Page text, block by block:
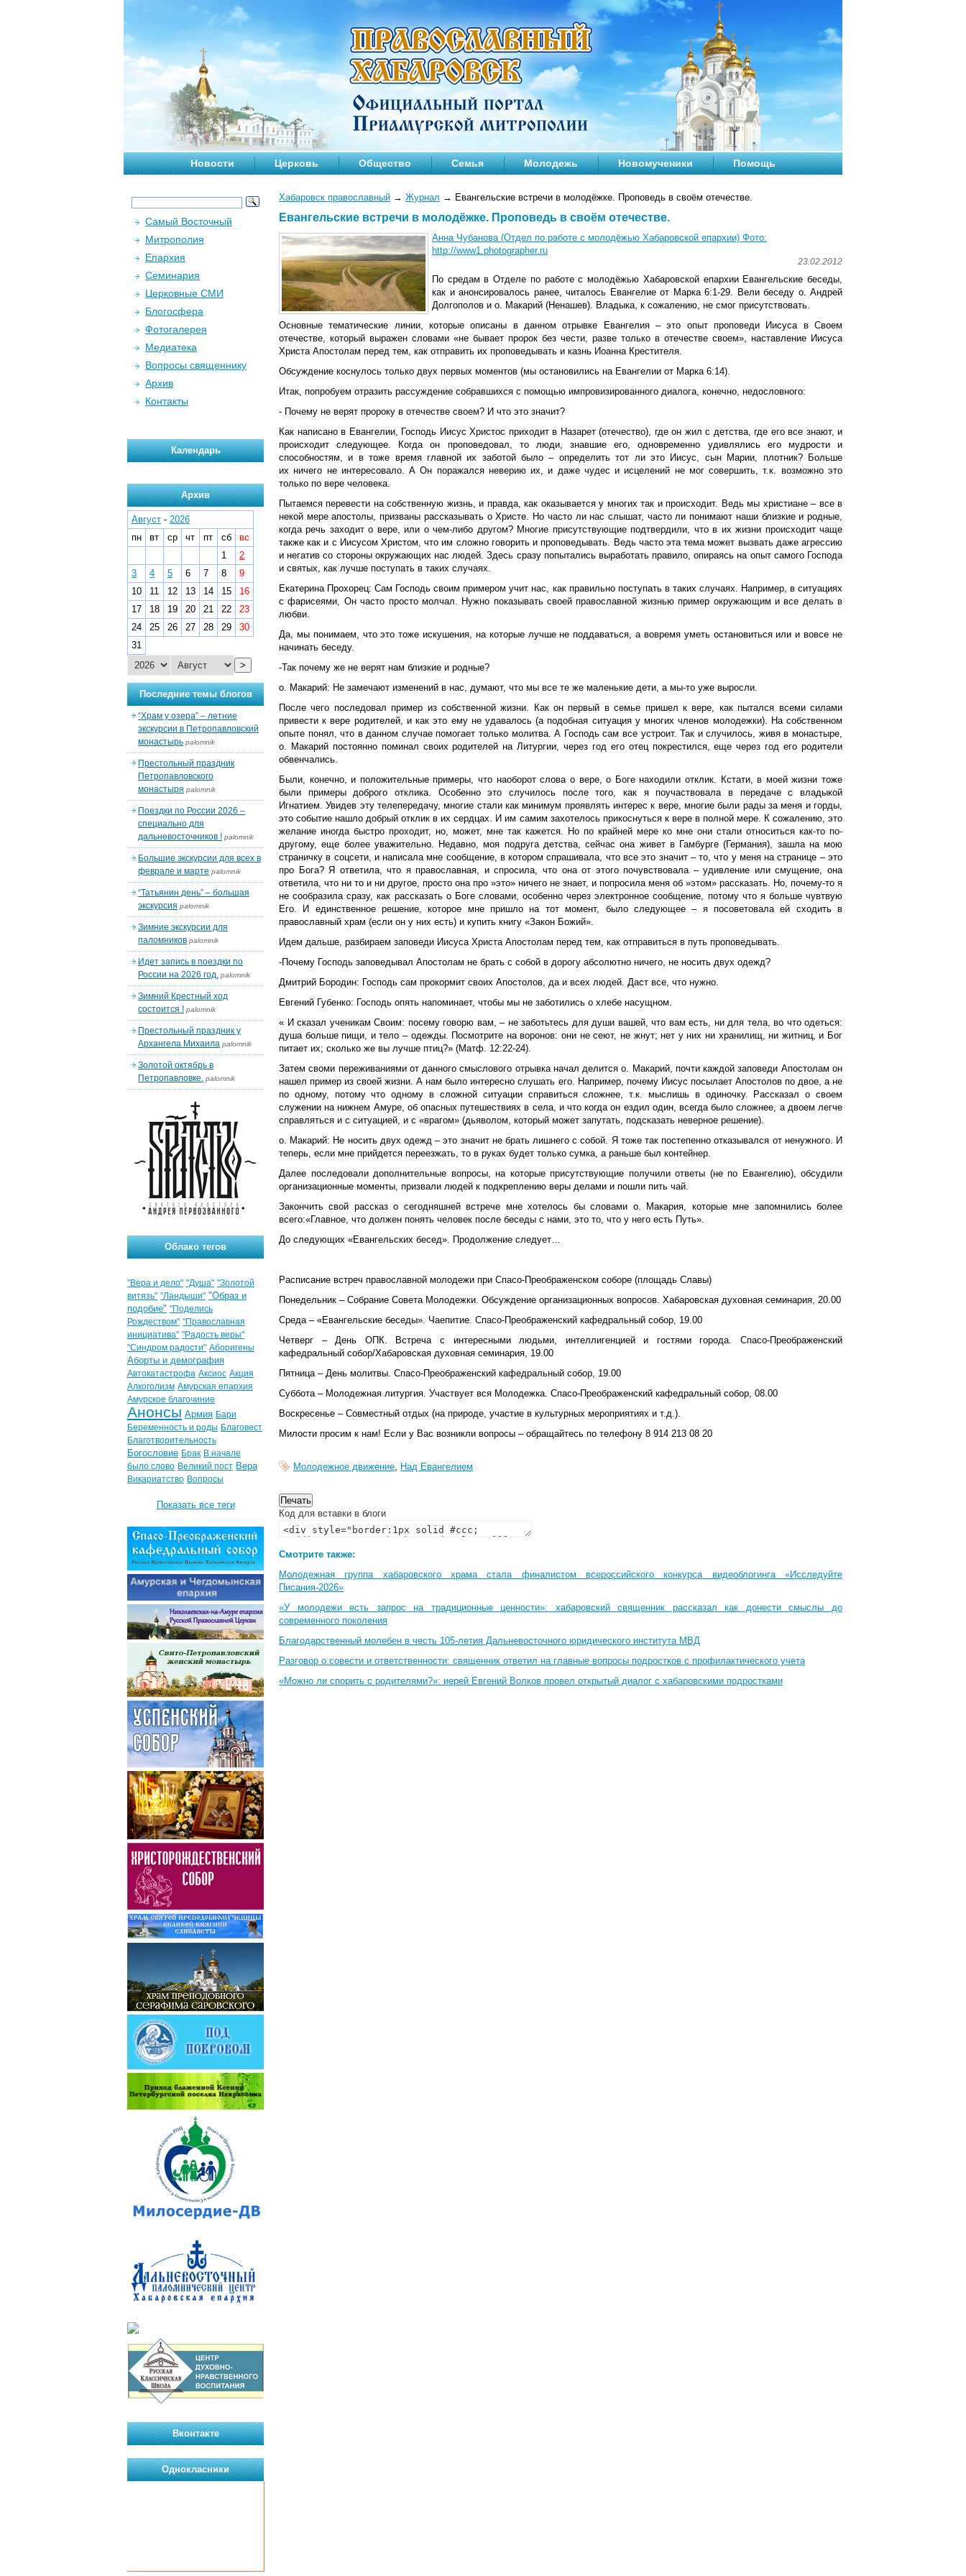
Новости Церковь Общество Семья Молодежь Новомученики Помощь
Хабаровск православный → Журнал → Евангельские встречи в молодёжке. Проповедь в своём отечестве.
Евангельские встречи в молодёжке. Проповедь в своём отечестве.
Анна Чубанова (Отдел по работе с молодёжью Хабаровской епархии) Фото:
http://www1.photographer.ru
23.02.2012
По средам в Отделе по работе с молодёжью Хабаровской епархии Евангельские беседы,
как и анонсировалось ранее, читалось Евангелие от Марка 6:1-29. Вели беседу о. Андрей
Долгополов и о. Макарий (Ненашев). Владыка, к сожалению, не смог присутствовать.
Основные тематические линии, которые описаны в данном отрывке Евангелия – это опыт проповеди Иисуса в Своем
отечестве, который выражен словами «не бывает пророк без чести, разве только в отечестве своем», наставление Иисуса
Христа Апостолам перед тем, как отправить их проповедывать и казнь Иоанна Крестителя.
Обсуждение коснулось только двух первых моментов (мы остановились на Евангелии от Марка 6:14).
Итак, попробуем отразить рассуждение собравшихся с помощью импровизированного диалога, конечно, недословного:
- Почему не верят пророку в отечестве своем? И что это значит?
Как написано в Евангелии, Господь Иисус Христос приходит в Назарет (отечество), где он жил с детства, где его все знают, и
происходит следующее. Когда он проповедовал, то люди, знавшие его, одновременно удивлялись его мудрости и
способностям, и в тоже время главной их заботой было – определить тот ли это Иисус, сын Марии, плотник? Больше
их ничего не интересовало. А Он поражался неверию их, и даже чудес и исцелений не мог совершить, т.к. возможно это
только по вере человека.
Пытаемся перевести на собственную жизнь, и правда, как оказывается у многих так и происходит. Ведь мы христиане – все в
некой мере апостолы, призваны рассказывать о Христе. Но часто ли нас слышат, часто ли понимают наши близкие и родные,
когда речь заходит о вере, или о чем-либо другом? Многие присутствующие подтвердили, что в их жизни происходит чаще
также как и с Иисусом Христом, что им сложно говорить и проповедывать. Ведь часто эта тема может вызвать даже агрессию
и негатив со стороны окружающих нас людей. Здесь сразу попытались выработать правило, опираясь на опыт самого Господа
и святых, как лучше поступать в таких случаях.
Екатерина Прохорец: Сам Господь своим примером учит нас, как правильно поступать в таких случаях. Например, в ситуациях
с фарисеями, Он часто просто молчал. Нужно показывать своей православной жизнью пример окружающим и все делать в
любви.
Да, мы понимаем, что это тоже искушения, на которые лучше не поддаваться, а вовремя уметь остановиться или и вовсе не
начинать беседу.
-Так почему же не верят нам близкие и родные?
о. Макарий: Не замечают изменений в нас, думают, что мы все те же маленькие дети, а мы-то уже выросли.
После чего последовал пример из собственной жизни. Как он первый в семье пришел к вере, как пытался всеми силами
привести к вере родителей, и как это ему не удавалось (а подобная ситуация у многих членов молодежки). На собственном
опыте понял, что в данном случае помогает только молитва. А Господь сам все устроит. Так и случилось, живя в монастыре,
о. Макарий постоянно поминал своих родителей на Литургии, через год его отец покрестился, еще через год его родители
обвенчались.
Были, конечно, и положительные примеры, что наоборот слова о вере, о Боге находили отклик. Кстати, в моей жизни тоже
были примеры доброго отклика. Особенно это случилось после того, как я поучаствовала в передаче с владыкой
Игнатием. Увидев эту телепередачу, многие стали как минимум проявлять интерес к вере, многие были рады за меня и горды,
это событие нашло добрый отклик в их сердцах. И им самим захотелось прикоснуться к вере в полной мере. К сожалению, это
желание иногда быстро проходит, но, может, мне так кажется. Но по крайней мере ко мне они стали относиться как-то по-
другому, еще более уважительно. Недавно, моя подруга детства, сейчас она живет в Гамбурге (Германия), зашла на мою
страничку в соцсети, и написала мне сообщение, в котором спрашивала, что все это значит – то, что у меня на странице – это
про Бога? Я ответила, что я православная, и спросила, что она от этого почувствовала – удивление или смущение, она
ответила, что ни то и ни другое, просто она про »это» ничего не знает, и попросила меня об »этом» рассказать. Но, почему-то я
не сообразила сразу, как рассказать о Боге словами, особенно через электронное сообщение, потому что я больше чувтвую
Его. И единственное решение, которое мне пришло на тот момент, было следующее – я посоветовала ей сходить в
православный храм (если он у них есть) и купить книгу «Закон Божий».
Идем дальше, разбираем заповеди Иисуса Христа Апостолам перед тем, как отправиться в путь проповедывать.
-Почему Господь заповедывал Апостолам не брать с собой в дорогу абсолютно ничего, не носить двух одежд?
Дмитрий Бородин: Господь сам прокормит своих Апостолов, да и всех людей. Даст все, что нужно.
Евгений Губенко: Господь опять напоминает, чтобы мы не заботились о хлебе насущном.
« И сказал ученикам Своим: посему говорю вам, – не заботьтесь для души вашей, что вам есть, ни для тела, во что одеться:
душа больше пищи, и тело – одежды. Посмотрите на воронов: они не сеют, не жнут; нет у них ни хранилищ, ни житниц, и Бог
питает их; сколько же вы лучше птиц?» (Матф. 12:22-24).
Затем своми переживаниями от данного смыслового отрывка начал делится о. Макарий, почти каждой заповеди Апостолам он
нашел пример из своей жизни. А нам было интересно слушать его. Например, почему Иисус посылает Апостолов по двое, а не
по одному, потому что одному в сложной ситуации справиться сложнее, т.к. мыслишь в одиночку. Рассказал о своем
служении на нижнем Амуре, об опасных путешествиях в села, и что когда он ездил один, всегда было сложнее, а двоем легче
справляться и с ситуацией, и с «врагом» (дьяволом, который может запутать, подсказать неверное решение).
о. Макарий: Не носить двух одежд – это значит не брать лишнего с собой. Я тоже так постепенно отказывался от ненужного. И
теперь, если мне прийдется переезжать, то в руках будет только сумка, а раньше был контейнер.
Далее последовали дополнительные вопросы, на которые присутствующие получили ответы (не по Евангелию), обсудили
организационные моменты, призвали людей к подкреплению веры делами и пошли пить чай.
Закончить свой рассказ о сегодняшней встрече мне хотелось бы словами о. Макария, которые мне запомнились более
всего:«Главное, что должен понять человек после беседы с нами, это то, что у него есть Путь».
До следующих «Евангельских бесед». Продолжение следует…
Расписание встреч православной молодежи при Спасо-Преображенском соборе (площадь Славы)
Понедельник – Собрание Совета Молодежки. Обсуждение организационных вопросов. Хабаровская духовная семинария, 20.00
Среда– «Евангельские беседы». Чаепитие. Спасо-Преображенский кафедральный собор, 19.00
Четверг – День ОПК. Встреча с интересными людьми, интеллигенцией и гостями города. Спасо-Преображенский
кафедральный собор/Хабаровская духовная семинария, 19.00
Пятница– День молитвы. Спасо-Преображенский кафедральный собор, 19.00
Суббота– Молодежная литургия. Участвует вся Молодежка. Спасо-Преображенский кафедральный собор, 08.00
Воскресенье – Совместный отдых (на природе, участие в культурных мероприятиях и т.д.).
Милости просим к нам! Если у Вас возникли вопросы – обращайтесь по телефону 8 914 213 08 20
Молодежное движение, Над Евангелием
Код для вставки в блоги
Смотрите также:
Молодежная группа хабаровского храма стала финалистом всероссийского конкурса видеоблогинга «Исследуйте
Писания-2026»
«У молодежи есть запрос на традиционные ценности»: хабаровский священник рассказал как донести смыслы до
современного поколения
Благодарственный молебен в честь 105-летия Дальневосточного юридического института МВД
Разговор о совести и ответственности: священник ответил на главные вопросы подростков с профилактического учета
«Можно ли спорить с родителями?»: иерей Евгений Волков провел открытый диалог с хабаровскими подростками
Самый Восточный
Митрополия
Епархия
Семинария
Церковные СМИ
Блогосфера
Фотогалерея
Медиатека
Вопросы священнику
Архив
Контакты
Календарь
Архив
Август - 2026
пн
вт ср чт пт сб
вс
1
2
3
4 5 6 7 8
9
10
11 12 13 14 15
16
17
18 19 20 21 22
23
24
25 26 27 28 29
30
31
>
Последние темы блогов
“Храм у озера” – летние
экскурсии в Петропавловский
монастырь palomnik
Престольный праздник
Петропавловского
монастыря palomnik
Поездки по России 2026 –
специально для
дальневосточников ! palomnik
Большие экскурсии для всех в
феврале и марте palomnik
“Татьянин день” – большая
экскурсия palomnik
Зимние экскурсии для
паломников palomnik
Идет запись в поездки по
России на 2026 год. palomnik
Зимний Крестный ход
состоится ! palomnik
Престольный праздник у
Архангела Михаила palomnik
Золотой октябрь в
Петропавловке. palomnik
Облако тегов
"Вера и дело" "Душа" "Золотой
витязь" "Ландыши" "Образ и
подобие" "Поделись
Рождеством" "Православная
инициатива" "Радость веры"
"Синдром радости" Аборигены
Аборты и демография
Автокатастрофа Аксиос Акция
Алкоголизм Амурская епархия
Амурское благочиние
Анонсы Армия Бари
Беременность и роды Благовест
Благотворительность
Богословие Брак В начале
было слово Великий пост Вера
Викариатство Вопросы
Показать все теги
Вконтакте
Однокласники